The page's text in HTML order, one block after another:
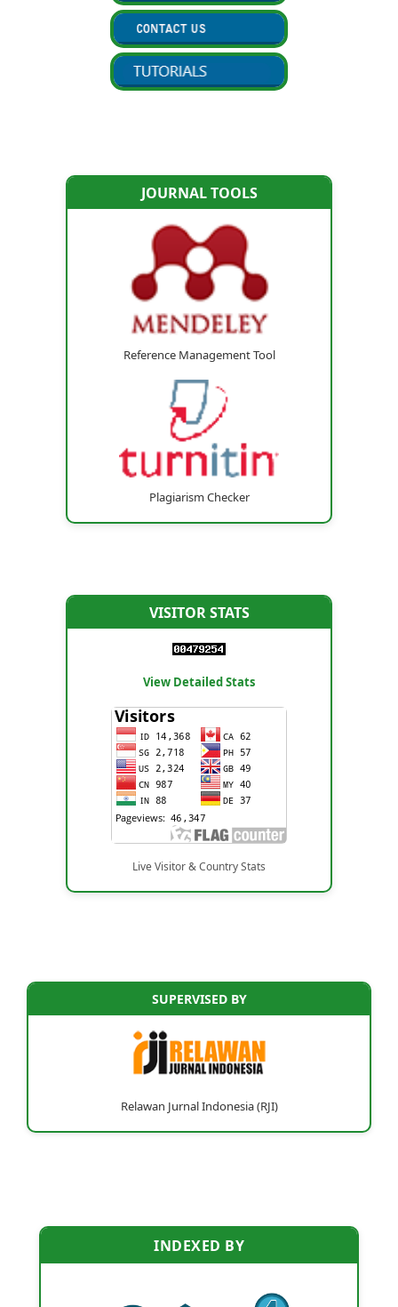
JOURNAL TOOLS
Reference Management Tool
Plagiarism Checker
VISITOR STATS
View Detailed Stats
Live Visitor & Country Stats
SUPERVISED BY
Relawan Jurnal Indonesia (RJI)
INDEXED BY